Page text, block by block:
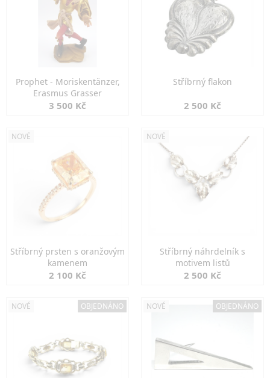
Prophet - Moriskentänzer,
Erasmus Grasser
3 500 Kč
Stříbrný flakon
2 500 Kč
NOVÉ
Stříbrný prsten s oranžovým
kamenem
2 100 Kč
NOVÉ
Stříbrný náhrdelník s
motivem listů
2 500 Kč
NOVÉ OBJEDNÁNO NOVÉ OBJEDNÁNO